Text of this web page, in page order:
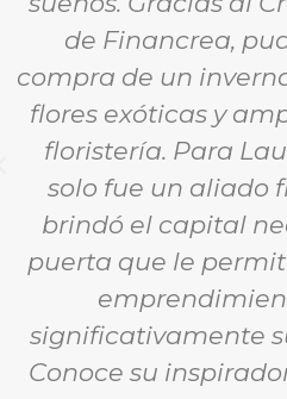
de Financrea,
compra de un
flores exóticas y
floristería. Para
solo fue un aliado
brindó el capital
puerta que le
significativamente
Conoce su